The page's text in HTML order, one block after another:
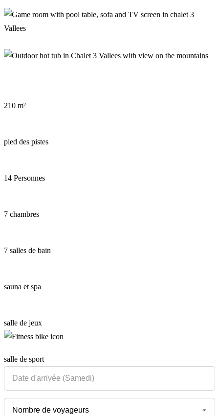
210 m²
pied des pistes
14 Personnes
7 chambres
7 salles de bain
sauna et spa
salle de jeux
salle de sport